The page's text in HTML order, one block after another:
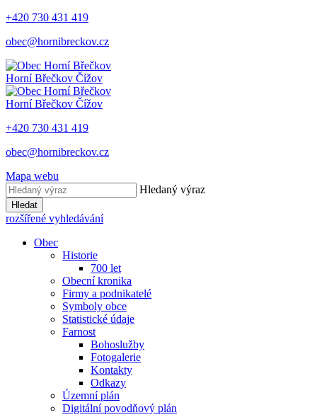
+420 730 431 419
obec@hornibreckov.cz
Horní Břečkov Čížov
Horní Břečkov Čížov
+420 730 431 419
obec@hornibreckov.cz
Mapa webu
Hledaný výraz
Hledat
rozšířené vyhledávání
Obec
Historie
700 let
Obecní kronika
Firmy a podnikatelé
Symboly obce
Statistické údaje
Farnost
Bohoslužby
Fotogalerie
Kontakty
Odkazy
Územní plán
Digitální povodňový plán